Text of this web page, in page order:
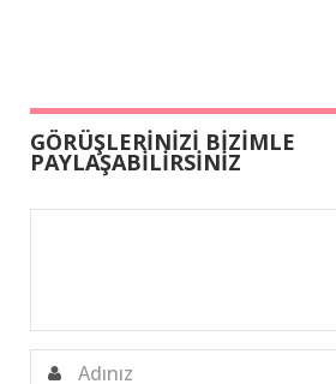
GÖRÜŞLERİNİZİ BİZİMLE
PAYLAŞABİLİRSİNİZ